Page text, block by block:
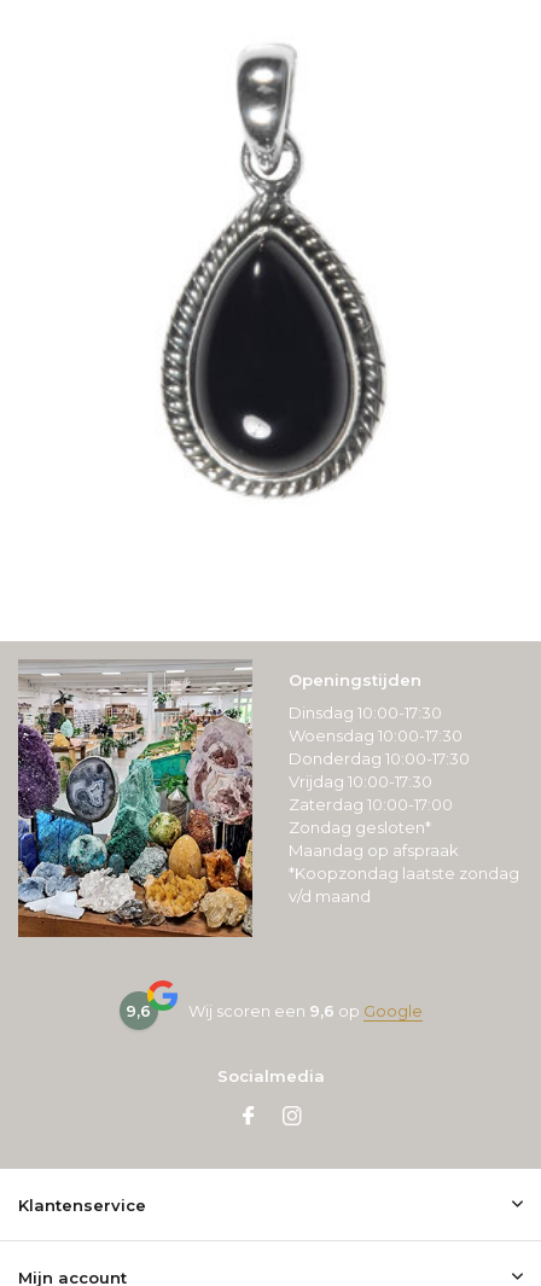
Openingstijden
Dinsdag 10:00-17:30
Woensdag 10:00-17:30
Donderdag 10:00-17:30
Vrijdag 10:00-17:30
Zaterdag 10:00-17:00
Zondag gesloten*
Maandag op afspraak
*Koopzondag laatste zondag
v/d maand
9,6 Wij scoren een 9,6 op Google
Socialmedia
Klantenservice
Mijn account